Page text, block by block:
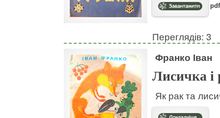
Переглядів: 3
Франко Іван
Лисичка і
Як рак та